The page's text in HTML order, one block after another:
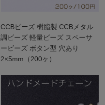
CCBビーズ 樹脂製 CCBメタル
調ビーズ 軽量ビーズ スペーサ
ービーズ ボタン型 穴あり
2×5mm（200ヶ）